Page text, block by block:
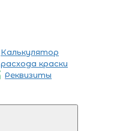
Калькулятор
расхода краски
Реквизиты